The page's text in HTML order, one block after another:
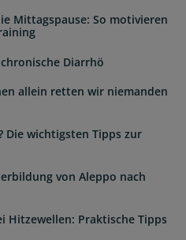
Mittagspause: So motivieren
Diarrhö
allein retten wir niemanden
Die wichtigsten Tipps zur
von Aleppo nach
Hitzewellen: Praktische Tipps